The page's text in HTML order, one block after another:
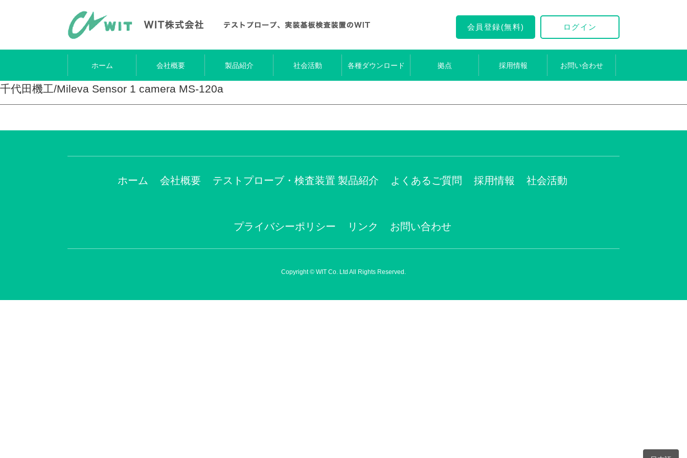
会員登録(無料) ログイン
ホーム 会社概要 製品紹介 社会活動 各種ダウンロード 拠点 採用情報 お問い合わせ
千代田機工/Mileva Sensor 1 camera MS-120a
ホーム 会社概要 テストプローブ・検査装置 製品紹介 よくあるご質問 採用情報 社会活動
プライバシーポリシー リンク お問い合わせ
Copyright © WIT Co. Ltd All Rights Reserved.